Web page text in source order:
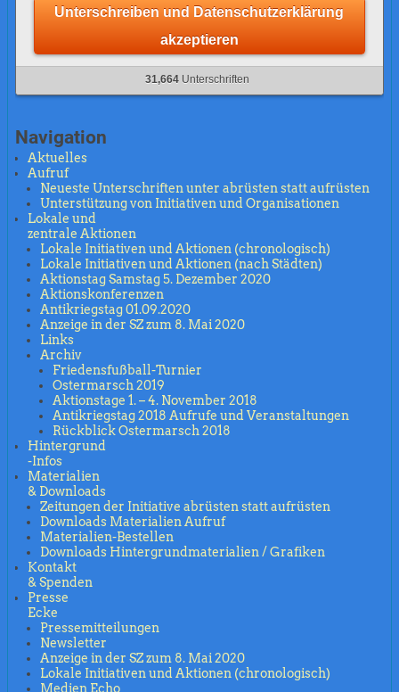
Unterschreiben und Datenschutzerklärung
akzeptieren
31,664 Unterschriften
Navigation
Aktuelles
Aufruf
Neueste Unterschriften unter abrüsten statt aufrüsten
Unterstützung von Initiativen und Organisationen
Lokale und
zentrale Aktionen
Lokale Initiativen und Aktionen (chronologisch)
Lokale Initiativen und Aktionen (nach Städten)
Aktionstag Samstag 5. Dezember 2020
Aktionskonferenzen
Antikriegstag 01.09.2020
Anzeige in der SZ zum 8. Mai 2020
Links
Archiv
Friedensfußball-Turnier
Ostermarsch 2019
Aktionstage 1. – 4. November 2018
Antikriegstag 2018 Aufrufe und Veranstaltungen
Rückblick Ostermarsch 2018
Hintergrund
-Infos
Materialien
& Downloads
Zeitungen der Initiative abrüsten statt aufrüsten
Downloads Materialien Aufruf
Materialien-Bestellen
Downloads Hintergrundmaterialien / Grafiken
Kontakt
& Spenden
Presse
Ecke
Pressemitteilungen
Newsletter
Anzeige in der SZ zum 8. Mai 2020
Lokale Initiativen und Aktionen (chronologisch)
Medien Echo